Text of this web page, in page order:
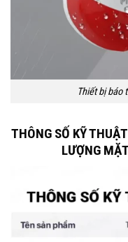
Thiết bị báo
THÔNG SỐ KỸ
LƯỢNG